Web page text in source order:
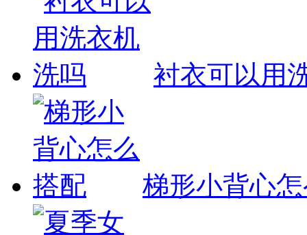
衬衣可以用
梯形小背心